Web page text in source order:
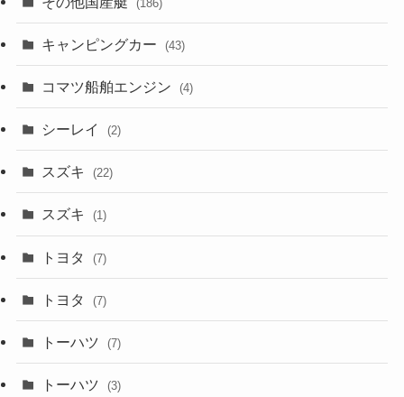
(186)
キャンピングカー (43)
コマツ船舶エンジン (4)
シーレイ (2)
スズキ (22)
スズキ (1)
トヨタ (7)
トヨタ (7)
トーハツ (7)
トーハツ (3)